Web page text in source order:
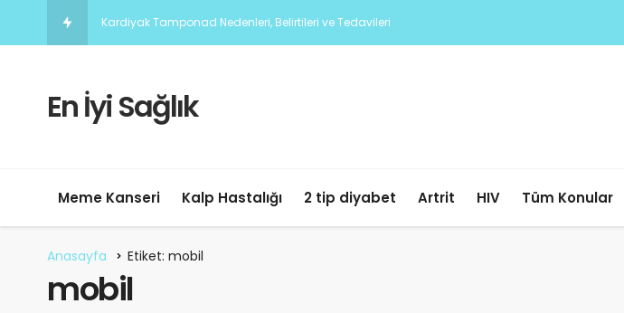
Kardiyak Tamponad Nedenleri, Belirtileri ve Tedavileri
En İyi Sağlık
Meme Kanseri Kalp Hastalığı 2 tip diyabet Artrit HIV Tüm Konular
Anasayfa Etiket: mobil
mobil